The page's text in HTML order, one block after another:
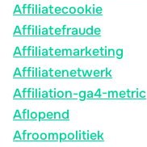
Affiliatecookie
Affiliatefraude
Affiliatemarketing
Affiliatenetwerk
Affiliation-ga4-metric
Aflopend
Afroompolitiek